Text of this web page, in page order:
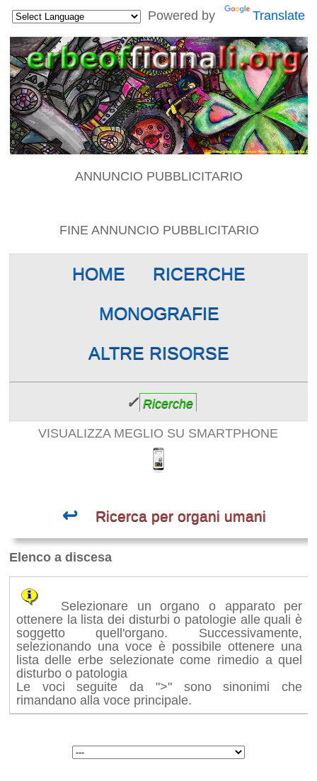
Powered by Translate
ANNUNCIO PUBBLICITARIO
FINE ANNUNCIO PUBBLICITARIO
HOME RICERCHE
MONOGRAFIE
ALTRE RISORSE
✓ Ricerche
VISUALIZZA MEGLIO SU SMARTPHONE
↩ Ricerca per organi umani
Elenco a discesa
Selezionare un organo o apparato per
ottenere la lista dei disturbi o patologie alle quali è
soggetto quell'organo. Successivamente,
selezionando una voce è possibile ottenere una
lista delle erbe selezionate come rimedio a quel
disturbo o patologia
Le voci seguite da ">" sono sinonimi che
rimandano alla voce principale.